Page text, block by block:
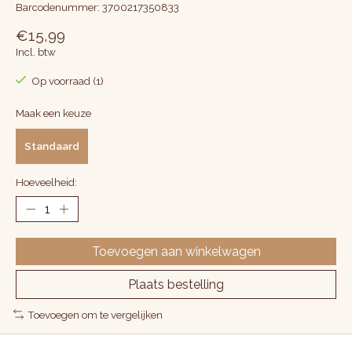
Barcodenummer: 3700217350833
€15,99
Incl. btw
Op voorraad (1)
Maak een keuze
Standaard
Hoeveelheid:
Toevoegen aan winkelwagen
Plaats bestelling
Toevoegen om te vergelijken